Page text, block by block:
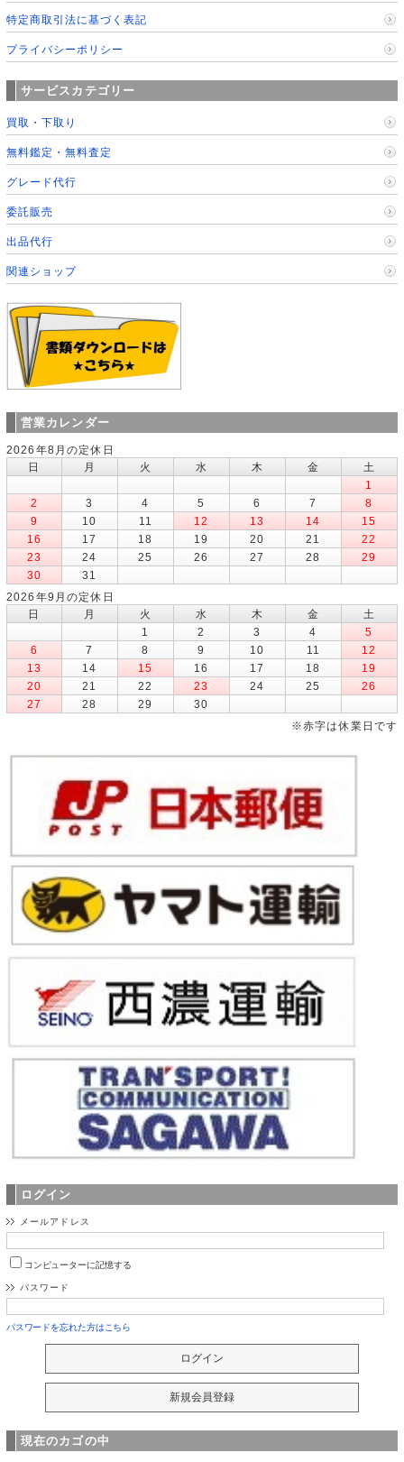
特定商取引法に基づく表記
プライバシーポリシー
サービスカテゴリー
買取・下取り
無料鑑定・無料査定
グレード代行
委託販売
出品代行
関連ショップ
営業カレンダー
2026年8月の定休日
日
月 火 水 木 金
土
1
2
3 4 5 6 7
8
9
10 11 12 13 14
15
16
17 18 19 20 21
22
23
24 25 26 27 28
29
30
31
2026年9月の定休日
日
月 火 水 木 金
土
1
2 3 4
5
6
7 8 9 10 11
12
13
14 15 16 17 18
19
20
21 22 23 24 25
26
27
28 29
30
※赤字は休業日です
ログイン
メールアドレス
コンピューターに記憶する
パスワード
パスワードを忘れた方はこちら
現在のカゴの中